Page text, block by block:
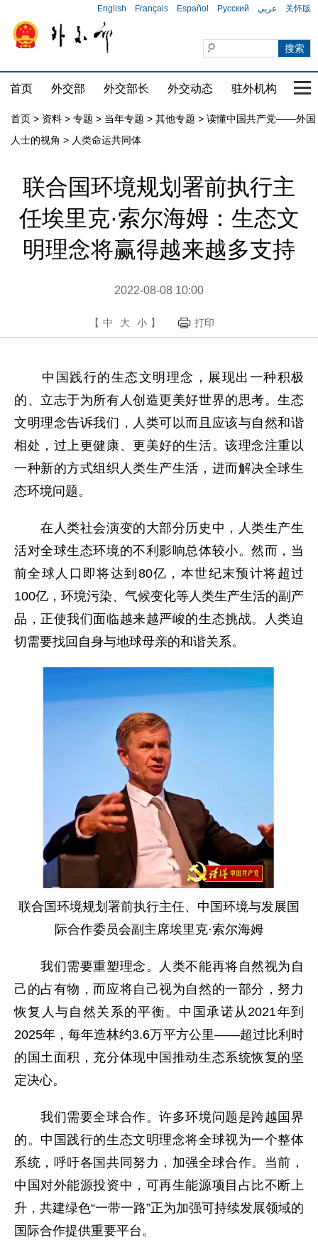
English Français Español Русский عربي 关怀版
首页 外交部 外交部长 外交动态 驻外机构 国
首页 > 资料 > 专题 > 当年专题 > 其他专题 > 读懂中国共产党——外国
人士的视角 > 人类命运共同体
联合国环境规划署前执行主
任埃里克·索尔海姆：生态文
明理念将赢得越来越多支持
2022-08-08 10:00
【 中 大 小 】 打印
中国践行的生态文明理念，展现出一种积极
的、立志于为所有人创造更美好世界的思考。生态
文明理念告诉我们，人类可以而且应该与自然和谐
相处，过上更健康、更美好的生活。该理念注重以
一种新的方式组织人类生产生活，进而解决全球生
态环境问题。
在人类社会演变的大部分历史中，人类生产生
活对全球生态环境的不利影响总体较小。然而，当
前全球人口即将达到80亿，本世纪末预计将超过
100亿，环境污染、气候变化等人类生产生活的副产
品，正使我们面临越来越严峻的生态挑战。人类迫
切需要找回自身与地球母亲的和谐关系。
联合国环境规划署前执行主任、中国环境与发展国
际合作委员会副主席埃里克·索尔海姆
我们需要重塑理念。人类不能再将自然视为自
己的占有物，而应将自己视为自然的一部分，努力
恢复人与自然关系的平衡。中国承诺从2021年到
2025年，每年造林约3.6万平方公里——超过比利时
的国土面积，充分体现中国推动生态系统恢复的坚
定决心。
我们需要全球合作。许多环境问题是跨越国界
的。中国践行的生态文明理念将全球视为一个整体
系统，呼吁各国共同努力，加强全球合作。当前，
中国对外能源投资中，可再生能源项目占比不断上
升，共建绿色“一带一路”正为加强可持续发展领域的
国际合作提供重要平台。